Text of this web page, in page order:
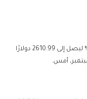
ارتفع الذهب في المعاملات الفورية بنسبة 0.5% ليصل إلى 2610.99 دولارًا